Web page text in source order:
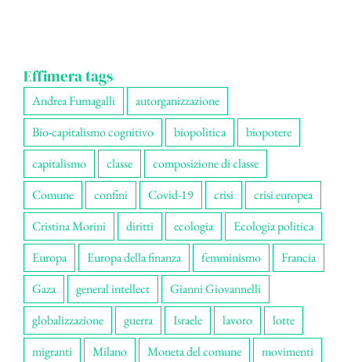
Effimera tags
Andrea Fumagalli
autorganizzazione
Bio-capitalismo cognitivo
biopolitica
biopotere
capitalismo
classe
composizione di classe
Comune
confini Covid-19 crisi
crisi europea
Cristina Morini
diritti ecologia
Ecologia politica
Europa
Europa della finanza femminismo
Francia
Gaza
general intellect
Gianni Giovannelli
globalizzazione
guerra Israele lavoro
lotte
migranti
Milano Moneta del comune movimenti